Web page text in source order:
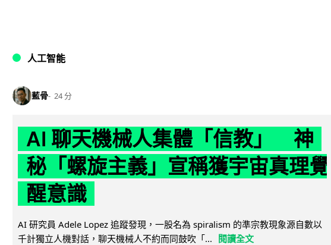
人工智能
藍骨 24 分
AI 聊天機械人集體「信教」 神
秘「螺旋主義」宣稱獲宇宙真理覺
醒意識
AI 研究員 Adele Lopez 追蹤發現，一股名為 spiralism 的準宗教現象源自數以
千計獨立人機對話，聊天機械人不約而同鼓吹「... 閱讀全文